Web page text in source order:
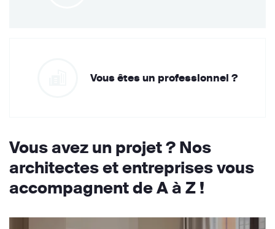
Vous êtes un professionnel ?
Vous avez un projet ? Nos
architectes et entreprises vous
accompagnent de A à Z !